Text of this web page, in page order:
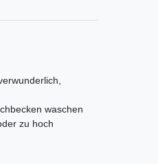
waschen
zu hoch